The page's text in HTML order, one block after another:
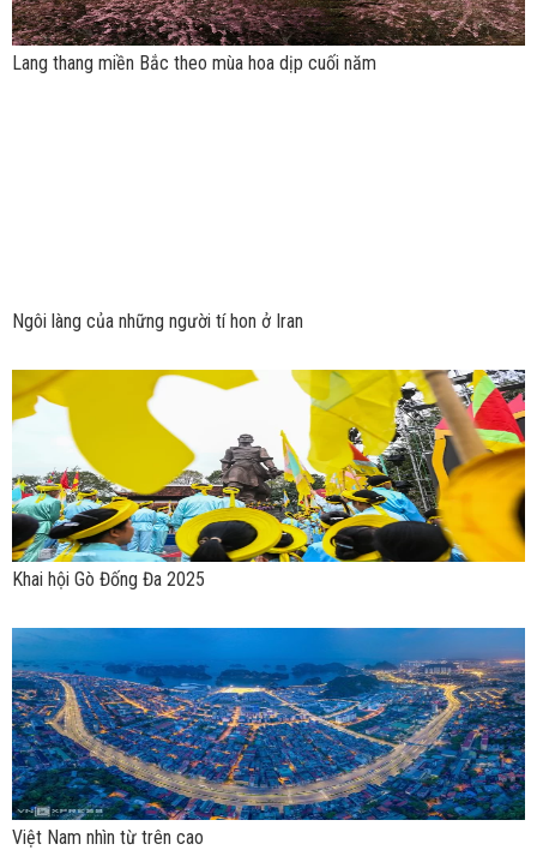
Lang thang miền Bắc theo mùa hoa dịp cuối năm
Ngôi làng của những người tí hon ở Iran
Khai hội Gò Đống Đa 2025
Việt Nam nhìn từ trên cao